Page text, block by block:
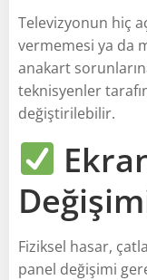
Televizyonun hiç
vermemesi ya da
anakart
teknisyenler
değiştirilebilir.
Fiziksel hasar,
panel değişimi